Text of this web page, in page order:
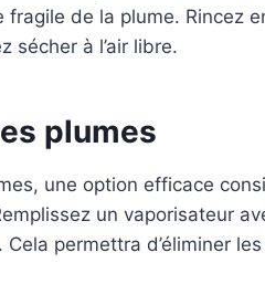
de la plume. Rincez
sécher à l’air libre.
plumes
une option efficace
un vaporisateur
permettra d’éliminer